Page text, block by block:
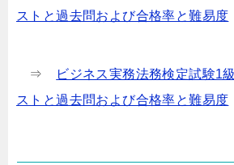
ストと過去問および合格率と難易度
⇒
ビジネス実務法務検定試験1
ストと過去問および合格率と難易度